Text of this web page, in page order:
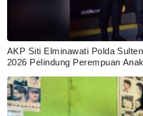
AKP Siti Elminawati Polda
2026 Pelindung Perempuan Anak